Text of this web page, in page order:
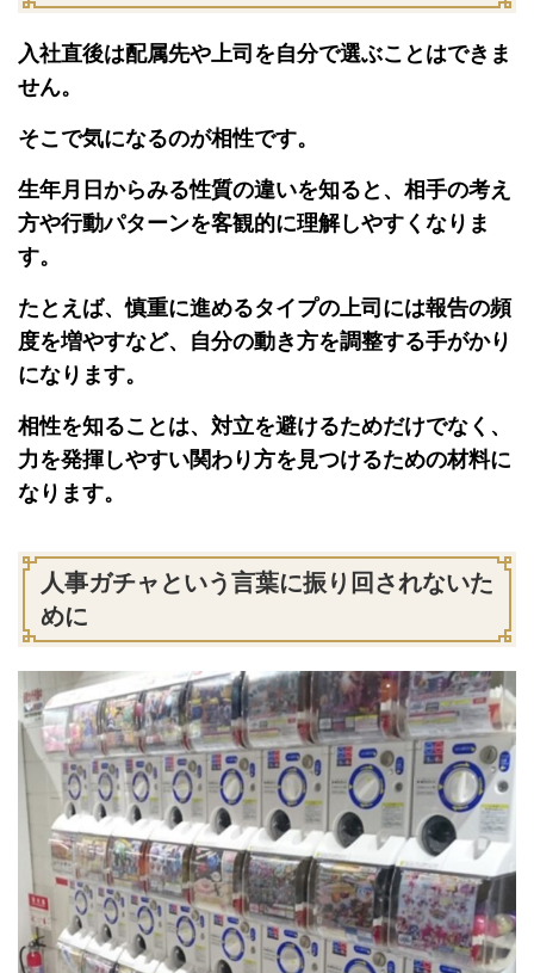
入社直後は配属先や上司を自分で選ぶことはできま
せん。
そこで気になるのが相性です。
生年月日からみる性質の違いを知ると、相手の考え
方や行動パターンを客観的に理解しやすくなりま
す。
たとえば、慎重に進めるタイプの上司には報告の頻
度を増やすなど、自分の動き方を調整する手がかり
になります。
相性を知ることは、対立を避けるためだけでなく、
力を発揮しやすい関わり方を見つけるための材料に
なります。
人事ガチャという言葉に振り回されないた
めに